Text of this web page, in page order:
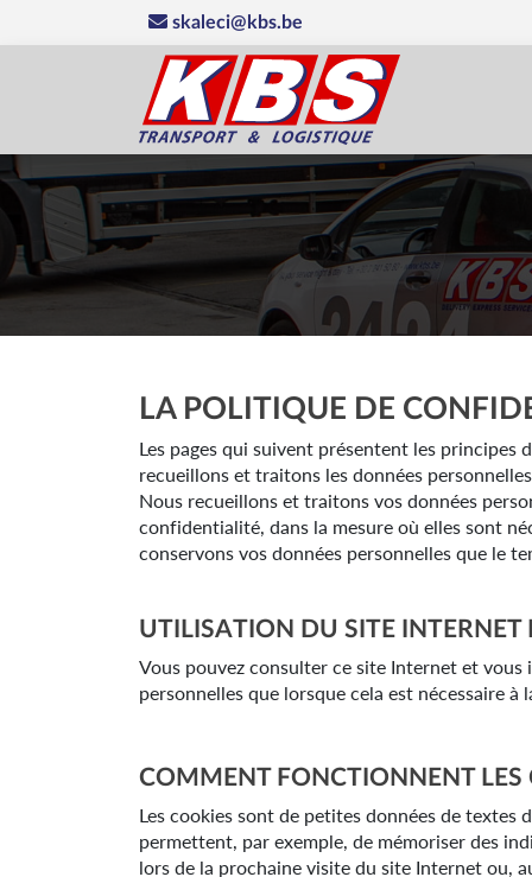
skaleci@kbs.be
LA POLITIQUE DE
Les pages qui suivent présentent les principes
recueillons et traitons les données
Nous recueillons et traitons vos données
confidentialité, dans la mesure où elles sont
conservons vos données personnelles que le
UTILISATION DU SITE INTERNET
Vous pouvez consulter ce site Internet et
personnelles que lorsque cela est nécessaire
COMMENT FONCTIONNENT LES
Les cookies sont de petites données de textes
permettent, par exemple, de mémoriser des
lors de la prochaine visite du site Internet ou,